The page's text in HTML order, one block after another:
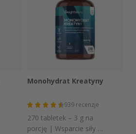
Monohydrat Kreatyny
939 recenzje
270 tabletek – 3 g na
porcję | Wsparcie siły i